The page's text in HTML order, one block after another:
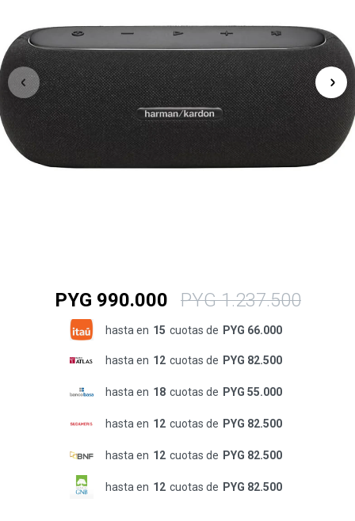
PYG 990.000 PYG 1.237.500
hasta en 15 cuotas de PYG 66.000
hasta en 12 cuotas de PYG 82.500
hasta en 18 cuotas de PYG 55.000
hasta en 12 cuotas de PYG 82.500
hasta en 12 cuotas de PYG 82.500
hasta en 12 cuotas de PYG 82.500